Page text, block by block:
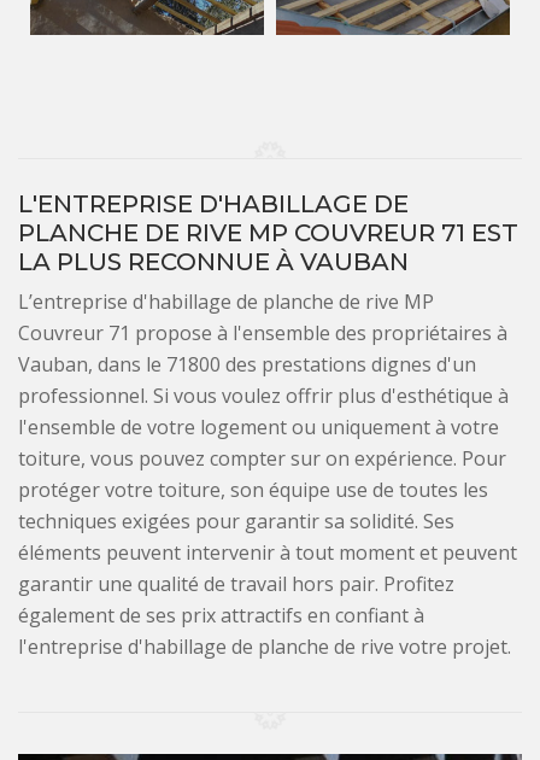
L'ENTREPRISE D'HABILLAGE DE
PLANCHE DE RIVE MP COUVREUR 71 EST
LA PLUS RECONNUE À VAUBAN
L’entreprise d'habillage de planche de rive MP
Couvreur 71 propose à l'ensemble des propriétaires à
Vauban, dans le 71800 des prestations dignes d'un
professionnel. Si vous voulez offrir plus d'esthétique à
l'ensemble de votre logement ou uniquement à votre
toiture, vous pouvez compter sur on expérience. Pour
protéger votre toiture, son équipe use de toutes les
techniques exigées pour garantir sa solidité. Ses
éléments peuvent intervenir à tout moment et peuvent
garantir une qualité de travail hors pair. Profitez
également de ses prix attractifs en confiant à
l'entreprise d'habillage de planche de rive votre projet.